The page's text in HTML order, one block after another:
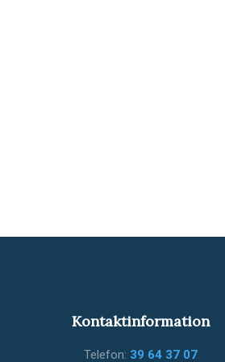
Kontaktinformation
Telefon: 39 64 37 07